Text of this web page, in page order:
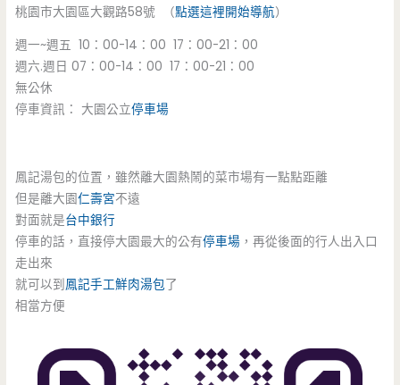
桃園市大園區大觀路58號 （點選這裡開始導航）
週一~週五 10：00-14：00 17：00-21：00
週六.週日 07：00-14：00 17：00-21：00
無公休
停車資訊： 大園公立停車場
鳳記湯包的位置，雖然離大園熱鬧的菜市場有一點點距離
但是離大園仁壽宮不遠
對面就是台中銀行
停車的話，直接停大園最大的公有停車場 ，再從後面的行人出入口
走出來
就可以到 鳳記手工鮮肉湯包了
相當方便